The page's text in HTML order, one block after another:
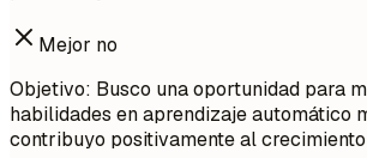
Mejor no
Objetivo: Busco una oportunidad para
habilidades en aprendizaje automático
contribuyo positivamente al